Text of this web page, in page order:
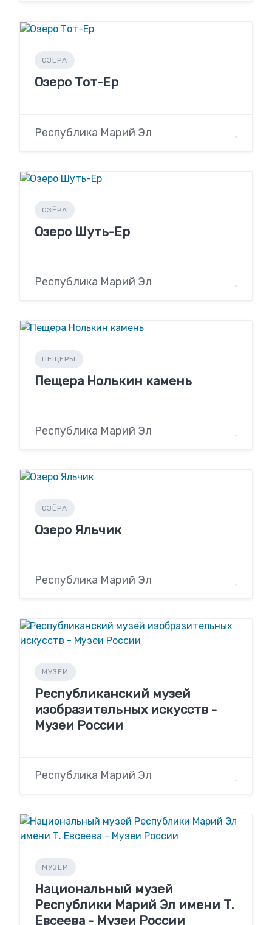
ОЗЁРА
Озеро Тот-Ер
Республика Марий Эл
ОЗЁРА
Озеро Шуть-Ер
Республика Марий Эл
ПЕЩЕРЫ
Пещера Нолькин камень
Республика Марий Эл
ОЗЁРА
Озеро Яльчик
Республика Марий Эл
МУЗЕИ
Республиканский музей
изобразительных искусств -
Музеи России
Республика Марий Эл
МУЗЕИ
Национальный музей
Республики Марий Эл имени Т.
Евсеева - Музеи России